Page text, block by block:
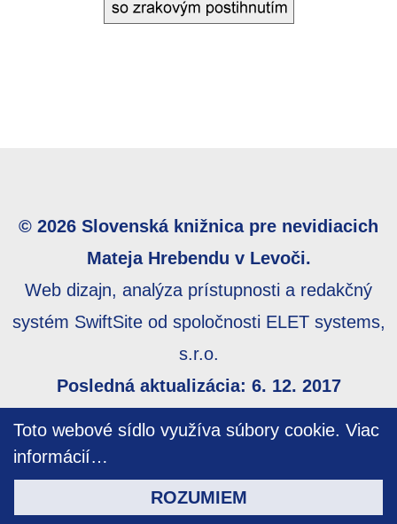
Toto webové sídlo využíva súbory cookie. Viac
informácií…
ROZUMIEM
© 2026 Slovenská knižnica pre nevidiacich
Mateja Hrebendu v Levoči.
Web dizajn, analýza prístupnosti a redakčný
systém SwiftSite od spoločnosti ELET systems,
s.r.o.
Posledná aktualizácia: 6. 12. 2017
prístupnosti